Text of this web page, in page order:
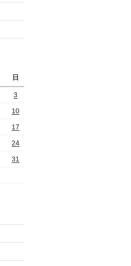
日
3
10
17
24
31